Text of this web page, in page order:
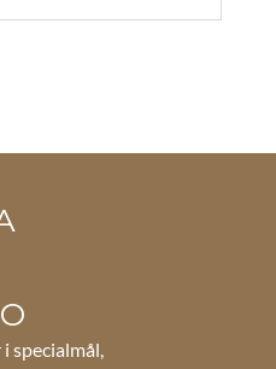
specialmål,